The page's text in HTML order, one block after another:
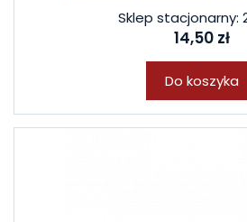
Sklep stacjonarny:
14,50 zł
Do koszyka